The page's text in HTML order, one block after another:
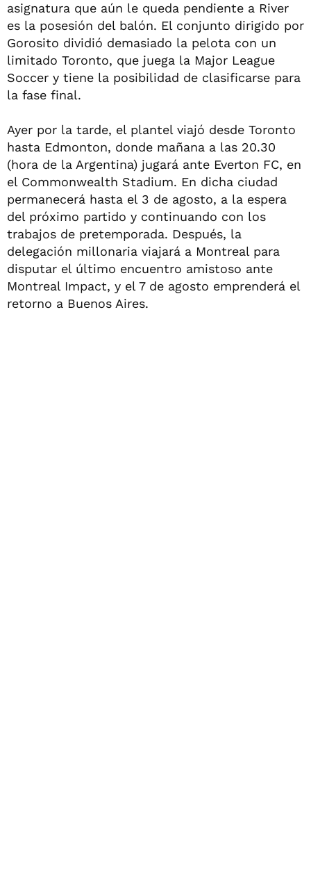
asignatura que aún le queda pendiente a River
es la posesión del balón. El conjunto dirigido por
Gorosito dividió demasiado la pelota con un
limitado Toronto, que juega la Major League
Soccer y tiene la posibilidad de clasificarse para
la fase final.
Ayer por la tarde, el plantel viajó desde Toronto
hasta Edmonton, donde mañana a las 20.30
(hora de la Argentina) jugará ante Everton FC, en
el Commonwealth Stadium. En dicha ciudad
permanecerá hasta el 3 de agosto, a la espera
del próximo partido y continuando con los
trabajos de pretemporada. Después, la
delegación millonaria viajará a Montreal para
disputar el último encuentro amistoso ante
Montreal Impact, y el 7 de agosto emprenderá el
retorno a Buenos Aires.